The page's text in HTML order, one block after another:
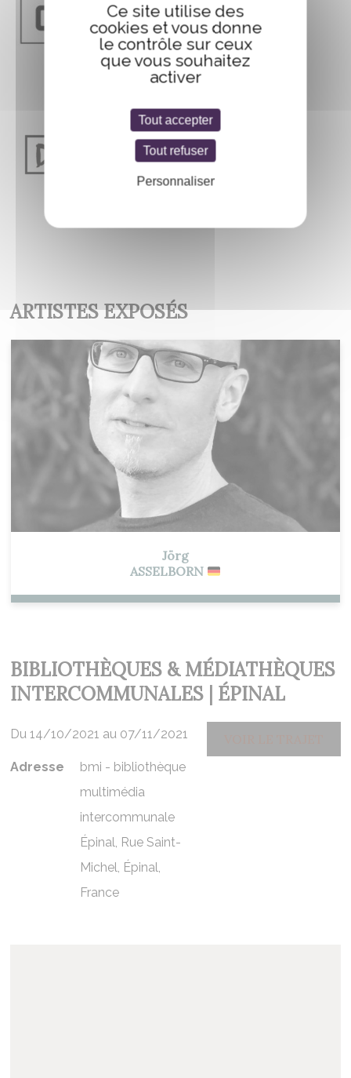
ARTISTES EXPOSÉS
Jörg
ASSELBORN
BIBLIOTHÈQUES & MÉDIATHÈQUES
INTERCOMMUNALES | ÉPINAL
Du 14/10/2021 au 07/11/2021
Adresse
bmi - bibliothèque
multimédia
intercommunale
Épinal, Rue Saint-
Michel, Épinal,
France
Ce site utilise des
cookies et vous donne
le contrôle sur ceux
que vous souhaitez
activer
Tout accepter
Tout refuser
Personnaliser